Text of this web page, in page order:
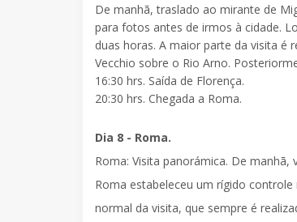
De manhã, traslado ao mirante de
para fotos antes de irmos à cidade.
duas horas. A maior parte da visita é
Vecchio sobre o Rio Arno.
16:30 hrs. Saída de Florença.
20:30 hrs. Chegada a Roma.
Dia 8 - Roma.
Roma: Visita panorámica. De manhã,
Roma estabeleceu um rígido
normal da visita, que sempre é